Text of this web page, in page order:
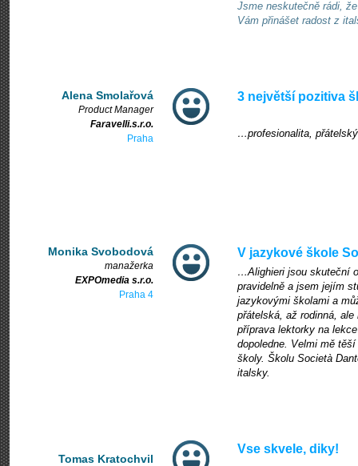
Jsme neskutečně rádi,
Vám přinášet radost z
Alena Smolařová
Product Manager
Faravelli.s.r.o.
Praha
3 největší pozitiva
…profesionalita,
Monika Svobodová
manažerka
EXPOmedia s.r.o.
Praha 4
V jazykové škole
…Alighieri jsou skuteční
pravidelně a jsem jejím
jazykovými školami a
přátelská, až rodinná,
příprava lektorky na
dopoledne. Velmi mě
školy. Školu Società
italsky.
Tomas Kratochvil
Vse skvele, diky!